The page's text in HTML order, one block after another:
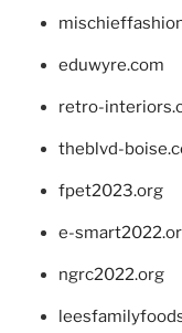
eduwyre.com
retro-
theblvd-
fpet2023.org
e-
ngrc2022.org